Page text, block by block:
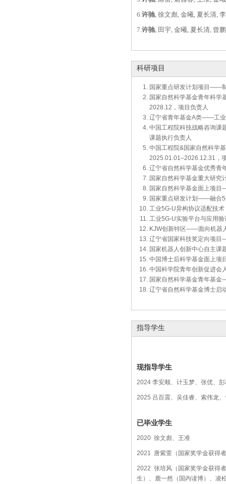
6.许驰, 徐文彪, 金曦, 夏长清,
7.许驰, 田宇, 金曦, 夏长清, 曾
科研项目
国家重点研发计划项目——
国家自然科学基金青年科
2028.12，项目负责人
辽宁省青年基金A类——工业
中国工程院科技战略咨询
课题执行负责人
中国工程院&国家自然科学
2025.01.01–2026.12.31，
辽宁省自然科学基金优秀
国家自然科学基金重大研
国家自然科学基金面上项
国家重点研发计划——融合
工业5G-U异构协议适配技
工业5G-U实验平台与应用
KJW创新特区——面向机器
辽宁省国家科技奖定向项目
国家机器人创新中心自主
中国博士后科学基金面上
中国科学院青年创新促进会
国家自然科学基金青年基
辽宁省自然科学基金博士
指导学生
现指导学生
2024 李安顺、计玉梦、张优、
2025 吕百震、吴佳睿、索伟龙
已毕业学生
2020 徐文彪、王准
2021 唐紫萱（国家奖学金获得
2022 张培风（国家奖学金获得
生）、鹿一然（国内读博）、凌